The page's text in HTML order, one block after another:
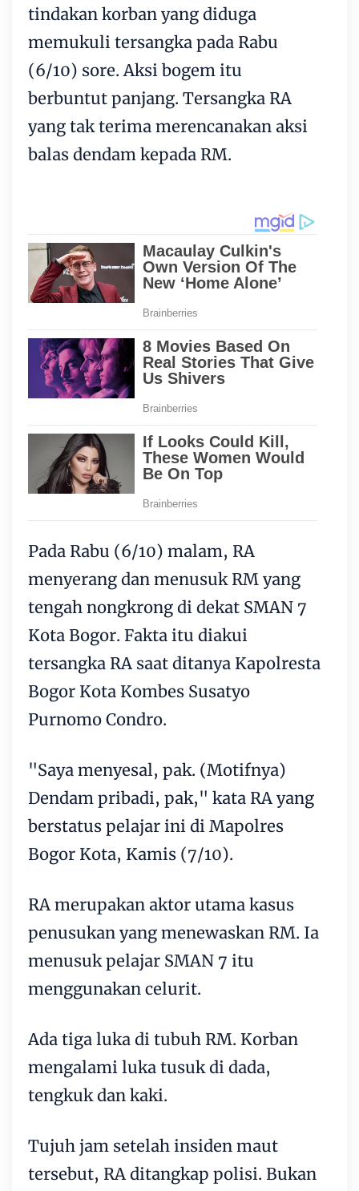
tindakan korban yang diduga
memukuli tersangka pada Rabu
(6/10) sore. Aksi bogem itu
berbuntut panjang. Tersangka RA
yang tak terima merencanakan aksi
balas dendam kepada RM.
Pada Rabu (6/10) malam, RA
menyerang dan menusuk RM yang
tengah nongkrong di dekat SMAN 7
Kota Bogor. Fakta itu diakui
tersangka RA saat ditanya Kapolresta
Bogor Kota Kombes Susatyo
Purnomo Condro.
"Saya menyesal, pak. (Motifnya)
Dendam pribadi, pak," kata RA yang
berstatus pelajar ini di Mapolres
Bogor Kota, Kamis (7/10).
RA merupakan aktor utama kasus
penusukan yang menewaskan RM. Ia
menusuk pelajar SMAN 7 itu
menggunakan celurit.
Ada tiga luka di tubuh RM. Korban
mengalami luka tusuk di dada,
tengkuk dan kaki.
Tujuh jam setelah insiden maut
tersebut, RA ditangkap polisi. Bukan